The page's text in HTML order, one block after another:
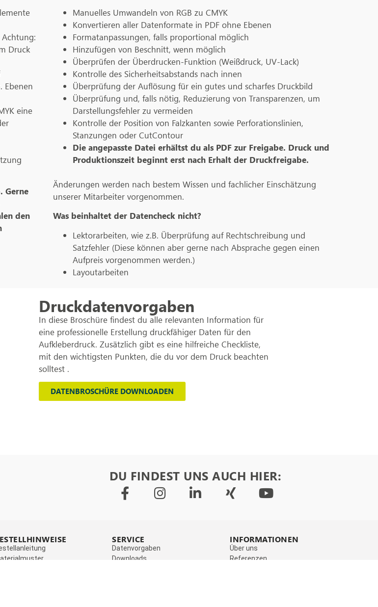
Druck
Ebenen
eine
Gerne
den
Manuelles Umwandeln von RGB zu CMYK
Konvertieren aller Datenformate in PDF ohne Ebenen
Formatanpassungen, falls proportional möglich
Hinzufügen von Beschnitt, wenn möglich
Überprüfen der Überdrucken-Funktion (Weißdruck, UV-Lack)
Kontrolle des Sicherheitsabstands nach innen
Überprüfung der Auflösung für ein gutes und scharfes Druckbild
Überprüfung und, falls nötig, Reduzierung von Transparenzen, um
Darstellungsfehler zu vermeiden
Kontrolle der Position von Falzkanten sowie Perforationslinien,
Stanzungen oder CutContour
Die angepasste Datei erhältst du als PDF zur Freigabe. Druck und
Produktionszeit beginnt erst nach Erhalt der Druckfreigabe.
Änderungen werden nach bestem Wissen und fachlicher Einschätzung
unserer Mitarbeiter vorgenommen.
Was beinhaltet der Datencheck nicht?
Lektorarbeiten, wie z.B. Überprüfung auf Rechtschreibung und
Satzfehler (Diese können aber gerne nach Absprache gegen einen
Aufpreis vorgenommen werden.)
Layoutarbeiten
Druckdatenvorgaben
In diese Broschüre findest du alle relevanten Information für
eine professionelle Erstellung druckfähiger Daten für den
Aufkleberdruck. Zusätzlich gibt es eine hilfreiche Checkliste,
mit den wichtigsten Punkten, die du vor dem Druck beachten
solltest .
DATENBROSCHÜRE DOWNLOADEN
DU FINDEST UNS AUCH HIER:
SERVICE
Datenvorgaben
Downloads
INFORMATIONEN
Über uns
Referenzen